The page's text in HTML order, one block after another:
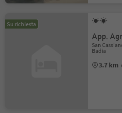
Su richiesta
App.
San
Badia
3.7 km